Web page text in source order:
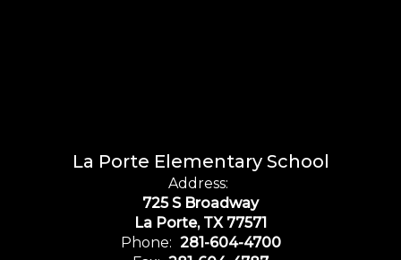
La Porte Elementary School
Address:
725 S Broadway
La Porte, TX 77571
Phone: 281-604-4700